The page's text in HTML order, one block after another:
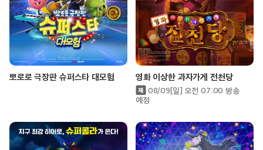
뽀로로 극장판 슈퍼스타 대모험 영화 이상한 과자가게 전천당
08/09[일] 오전 07:00 방송
예정